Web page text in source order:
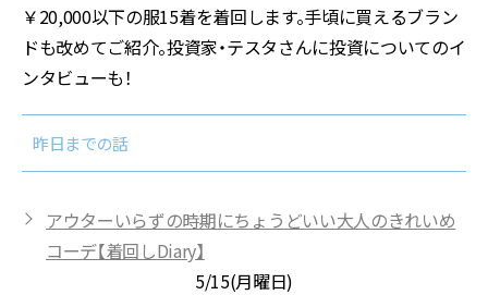
￥20,000以下の服15着を着回します。手頃に買えるブラン
ドも改めてご紹介。投資家・テスタさんに投資についてのイ
ンタビューも！
昨日までの話
アウターいらずの時期にちょうどいい大人のきれいめ
コーデ【着回しDiary】
5/15(月曜日)